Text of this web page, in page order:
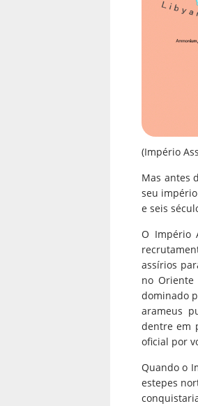
(Império
Mas antes
seu
e seis
O Império
assírios
no
dominado
arameus
dentre em
oficial por
Quando o
estepes